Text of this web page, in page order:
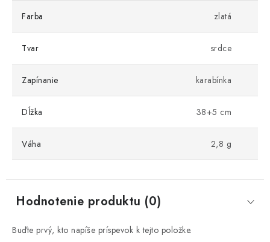
Farba zlatá
Tvar srdce
Zapínanie karabínka
Dĺžka 38+5 cm
Váha 2,8 g
Hodnotenie produktu (0)
Buďte prvý, kto napíše príspevok k tejto položke.